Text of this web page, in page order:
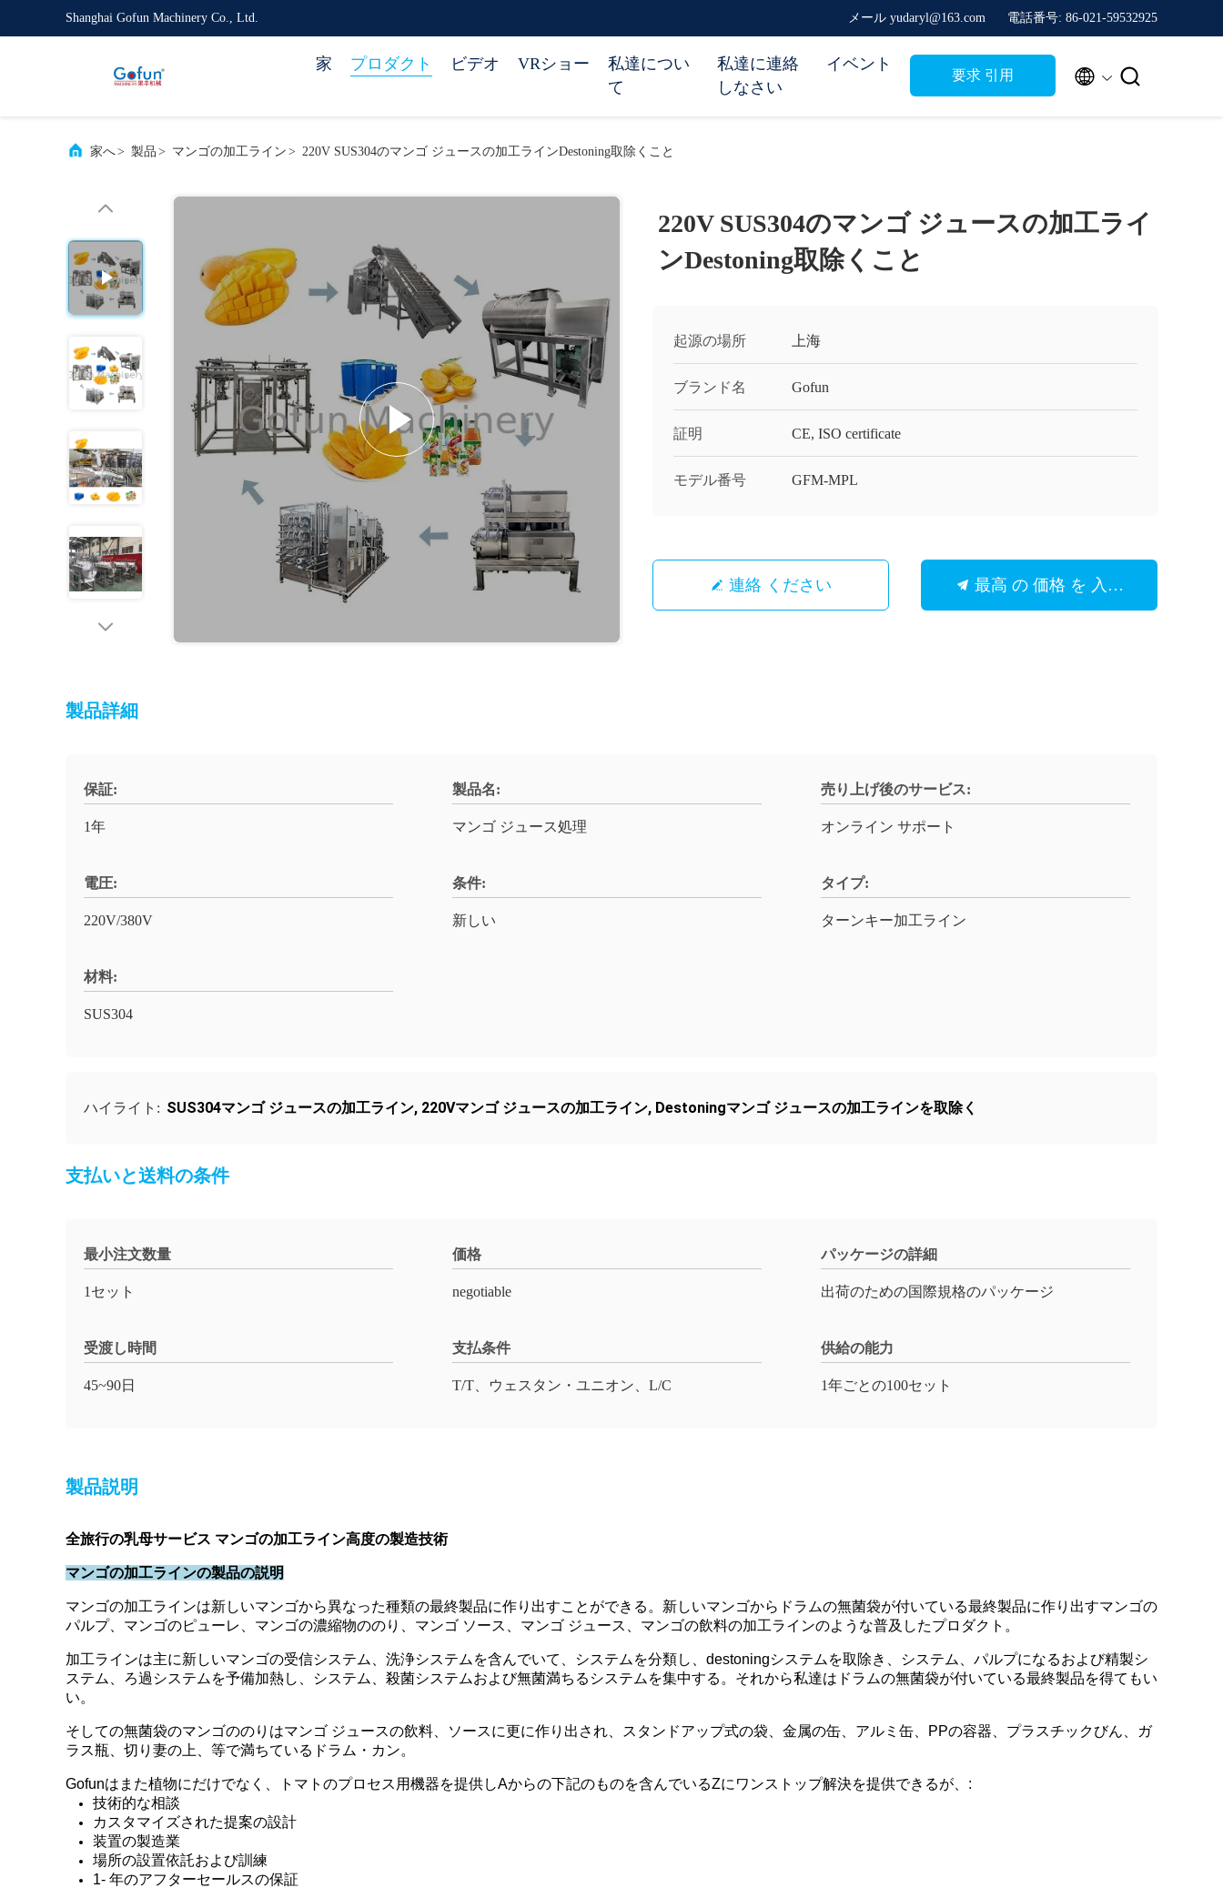
Shanghai Gofun Machinery Co., Ltd. メール yudaryl@163.com 電話番号: 86-021-59532925
家 プロダクト ビデオ VRショー
私達につい
て
私達に連絡
しなさい
イベント
要求 引用  
家へ> 製品 > マンゴの加工ライン > 220V SUS304のマンゴ ジュースの加工ラインDestoning取除くこと
220V SUS304のマンゴ ジュースの加工ライ
ンDestoning取除くこと
起源の場所 上海
ブランド名 Gofun
証明 CE, ISO certificate
モデル番号 GFM-MPL
連絡 ください 最高 の 価格 を 入手 する
製品詳細
保証:
1年
製品名:
マンゴ ジュース処理
売り上げ後のサービス:
オンライン サポート
電圧:
220V/380V
条件:
新しい
タイプ:
ターンキー加工ライン
材料:
SUS304
ハイライト: SUS304マンゴ ジュースの加工ライン, 220Vマンゴ ジュースの加工ライン, Destoningマンゴ ジュースの加工ラインを取除く
支払いと送料の条件
最小注文数量
1セット
価格
negotiable
パッケージの詳細
出荷のための国際規格のパッケージ
受渡し時間
45~90日
支払条件
T/T、ウェスタン・ユニオン、L/C
供給の能力
1年ごとの100セット
製品説明
全旅行の乳母サービス マンゴの加工ライン高度の製造技術
マンゴの加工ラインの製品の説明
マンゴの加工ラインは新しいマンゴから異なった種類の最終製品に作り出すことができる。新しいマンゴからドラムの無菌袋が付いている最終製品に作り出すマンゴの
パルプ、マンゴのピューレ、マンゴの濃縮物ののり、マンゴ ソース、マンゴ ジュース、マンゴの飲料の加工ラインのような普及したプロダクト。
加工ラインは主に新しいマンゴの受信システム、洗浄システムを含んでいて、システムを分類し、destoningシステムを取除き、システム、パルプになるおよび精製シ
ステム、ろ過システムを予備加熱し、システム、殺菌システムおよび無菌満ちるシステムを集中する。それから私達はドラムの無菌袋が付いている最終製品を得てもい
い。
そしての無菌袋のマンゴののりはマンゴ ジュースの飲料、ソースに更に作り出され、スタンドアップ式の袋、金属の缶、アルミ缶、PPの容器、プラスチックびん、ガ
ラス瓶、切り妻の上、等で満ちているドラム・カン。
Gofunはまた植物にだけでなく、トマトのプロセス用機器を提供しAからの下記のものを含んでいるZにワンストップ解決を提供できるが、:
技術的な相談
カスタマイズされた提案の設計
装置の製造業
場所の設置依託および訓練
1- 年のアフターセールスの保証